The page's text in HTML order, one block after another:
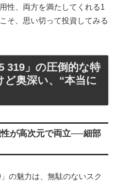
性、両方を満たしてくれる1
そ、思い切って投資してみる
319」の圧倒的な特
奥深い、“本当に
が高次元で両立──細部
の魅力は、無駄のないスク